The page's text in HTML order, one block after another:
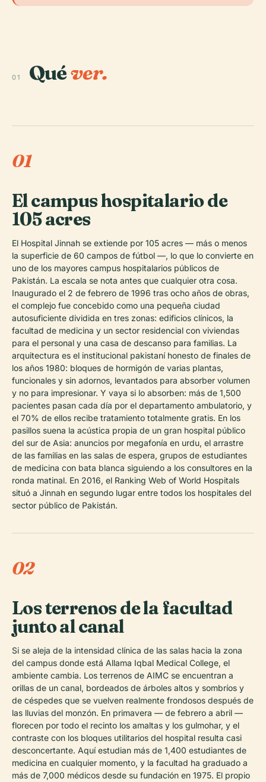
01 Quéver.
01
El campus hospitalario de
105 acres
El Hospital Jinnah se extiende por 105 acres — más o menos
la superficie de 60 campos de fútbol —, lo que lo convierte en
uno de los mayores campus hospitalarios públicos de
Pakistán. La escala se nota antes que cualquier otra cosa.
Inaugurado el 2 de febrero de 1996 tras ocho años de obras,
el complejo fue concebido como una pequeña ciudad
autosuficiente dividida en tres zonas: edificios clínicos, la
facultad de medicina y un sector residencial con viviendas
para el personal y una casa de descanso para familias. La
arquitectura es el institucional pakistaní honesto de finales de
los años 1980: bloques de hormigón de varias plantas,
funcionales y sin adornos, levantados para absorber volumen
y no para impresionar. Y vaya si lo absorben: más de 1,500
pacientes pasan cada día por el departamento ambulatorio, y
el 70% de ellos recibe tratamiento totalmente gratis. En los
pasillos suena la acústica propia de un gran hospital público
del sur de Asia: anuncios por megafonía en urdu, el arrastre
de las familias en las salas de espera, grupos de estudiantes
de medicina con bata blanca siguiendo a los consultores en la
ronda matinal. En 2016, el Ranking Web of World Hospitals
situó a Jinnah en segundo lugar entre todos los hospitales del
sector público de Pakistán.
02
Los terrenos de la facultad
junto al canal
Si se aleja de la intensidad clínica de las salas hacia la zona
del campus donde está Allama Iqbal Medical College, el
ambiente cambia. Los terrenos de AIMC se encuentran a
orillas de un canal, bordeados de árboles altos y sombríos y
de céspedes que se vuelven realmente frondosos después de
las lluvias del monzón. En primavera — de febrero a abril —
florecen por todo el recinto los amaltas y los gulmohar, y el
contraste con los bloques utilitarios del hospital resulta casi
desconcertante. Aquí estudian más de 1,400 estudiantes de
medicina en cualquier momento, y la facultad ha graduado a
más de 7,000 médicos desde su fundación en 1975. El propio